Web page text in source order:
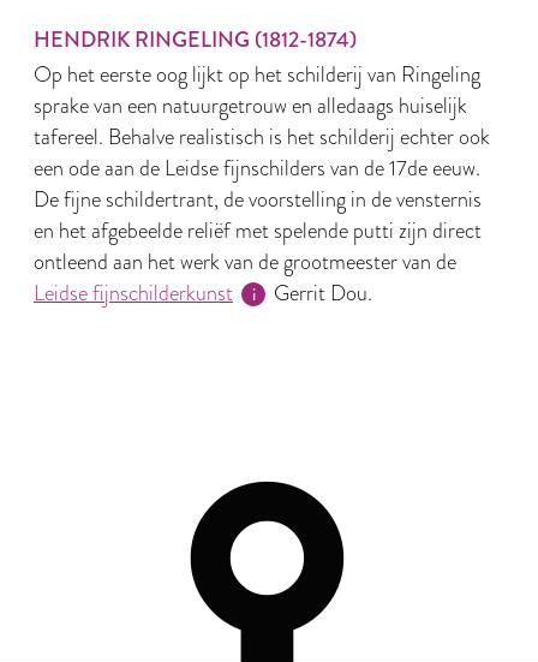
HENDRIK RINGELING (1812-1874)
Op het eerste oog lijkt op het schilderij van Ringeling
sprake van een natuurgetrouw en alledaags huiselijk
tafereel. Behalve realistisch is het schilderij echter ook
een ode aan de Leidse fijnschilders van de 17de eeuw.
De fijne schildertrant, de voorstelling in de vensternis
en het afgebeelde reliëf met spelende putti zijn direct
ontleend aan het werk van de grootmeester van de
Leidse fijnschilderkunst
Gerrit Dou.